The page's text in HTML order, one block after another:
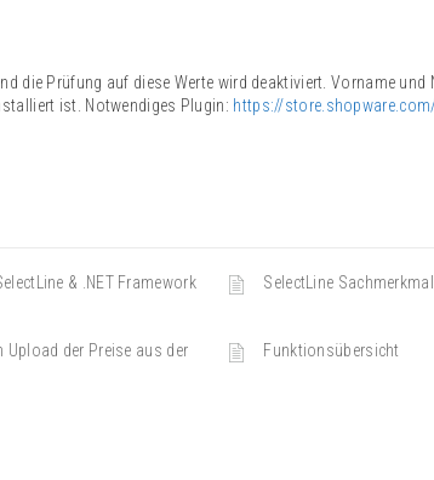
die Prüfung auf diese Werte wird deaktiviert. Vorname
ist. Notwendiges Plugin: https://
& .NET Framework
SelectLine
Upload der Preise aus der
Funktionsübersicht